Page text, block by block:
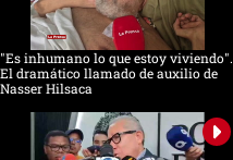
"Es inhumano lo que estoy viviendo".
El dramático llamado de auxilio de
Nasser Hilsaca